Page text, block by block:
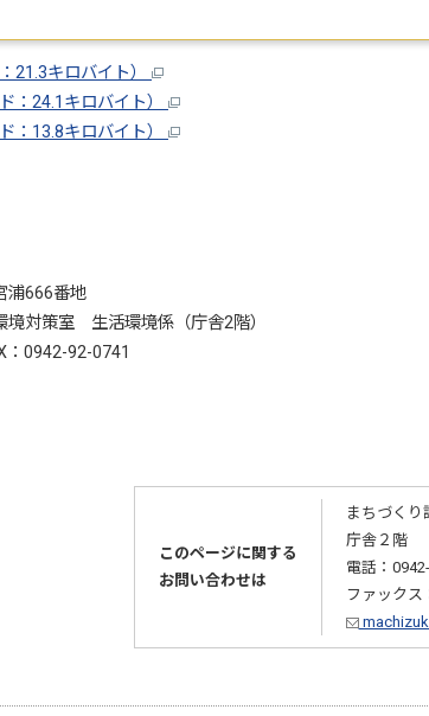
21.3キロバイト）
：24.1キロバイト）
：13.8キロバイト）
浦666番地
対策室 生活環境係（庁舎2階）
0942-92-0741
このページに関する
お問い合わせは
まちづくり
庁舎２階
電話：
ファックス